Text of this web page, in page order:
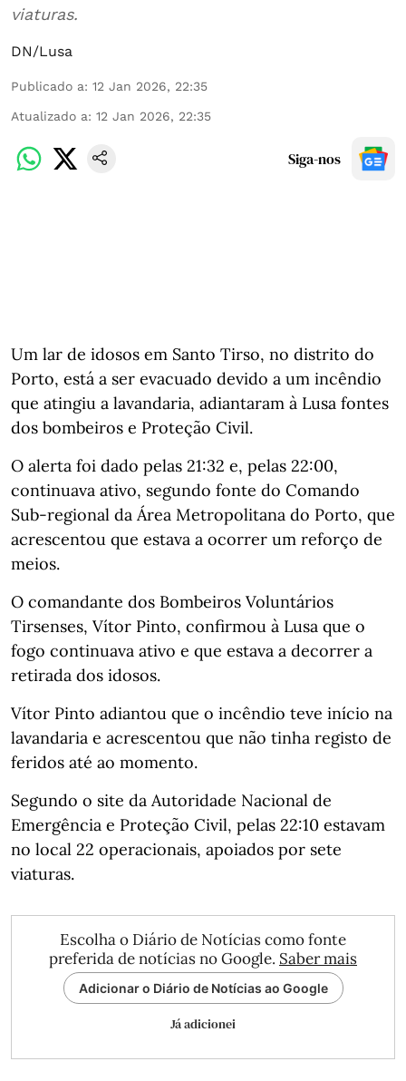
viaturas.
DN/Lusa
Publicado a: 12 Jan 2026, 22:35
Atualizado a: 12 Jan 2026, 22:35
Siga-nos
Um lar de idosos em Santo Tirso, no distrito do
Porto, está a ser evacuado devido a um incêndio
que atingiu a lavandaria, adiantaram à Lusa fontes
dos bombeiros e Proteção Civil.
O alerta foi dado pelas 21:32 e, pelas 22:00,
continuava ativo, segundo fonte do Comando
Sub-regional da Área Metropolitana do Porto, que
acrescentou que estava a ocorrer um reforço de
meios.
O comandante dos Bombeiros Voluntários
Tirsenses, Vítor Pinto, confirmou à Lusa que o
fogo continuava ativo e que estava a decorrer a
retirada dos idosos.
Vítor Pinto adiantou que o incêndio teve início na
lavandaria e acrescentou que não tinha registo de
feridos até ao momento.
Segundo o site da Autoridade Nacional de
Emergência e Proteção Civil, pelas 22:10 estavam
no local 22 operacionais, apoiados por sete
viaturas.
Escolha o Diário de Notícias como fonte
preferida de notícias no Google. Saber mais
Adicionar o Diário de Notícias ao Google
Já adicionei